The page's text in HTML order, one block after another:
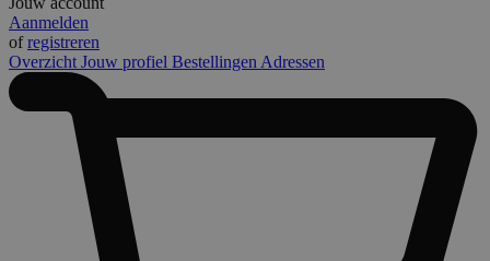
Aanmelden
ofregistreren
Overzicht Jouw profiel Bestellingen Adressen